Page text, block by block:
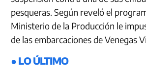
pesqueras. Según reveló el
Ministerio de la Producción le
de las embarcaciones de Venegas
● LO ÚLTIMO